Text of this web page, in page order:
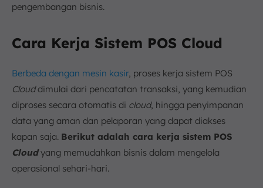
pengembangan bisnis.
Cara Kerja Sistem POS Cloud
Berbeda dengan mesin kasir, proses kerja sistem POS
Clouddimulai dari pencatatan transaksi, yang kemudian
diproses secara otomatis di cloud, hingga penyimpanan
data yang aman dan pelaporan yang dapat diakses
kapan saja. Berikut adalah cara kerja sistem POS
Cloudyang memudahkan bisnis dalam mengelola
operasional sehari-hari.